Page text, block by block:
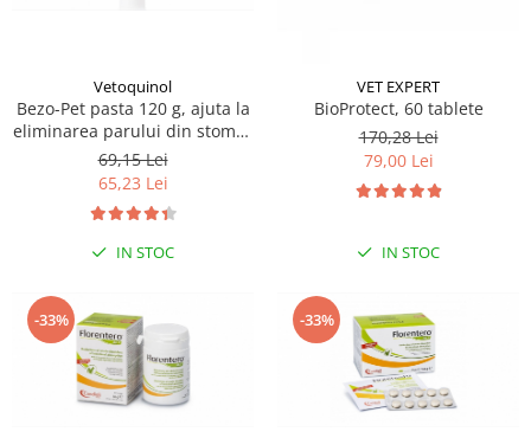
Vetoquinol
Bezo-Pet pasta 120 g, ajuta la
eliminarea parului din stomac
sau intestine
69,15 Lei
65,23 Lei
IN STOC
VET EXPERT
BioProtect, 60 tablete
170,28 Lei
79,00 Lei
IN STOC
-33% -33%